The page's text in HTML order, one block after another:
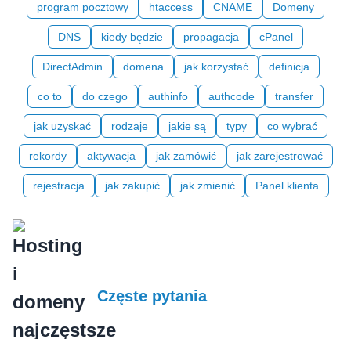
program pocztowy htaccess CNAME Domeny
DNS kiedy będzie propagacja cPanel
DirectAdmin domena jak korzystać definicja
co to do czego authinfo authcode transfer
jak uzyskać rodzaje jakie są typy co wybrać
rekordy aktywacja jak zamówić jak zarejestrować
rejestracja jak zakupić jak zmienić Panel klienta
Częste pytania